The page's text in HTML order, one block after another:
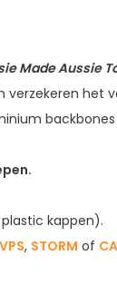
Made Aussie
verzekeren het
plastic kappen).
VPS, STORM of